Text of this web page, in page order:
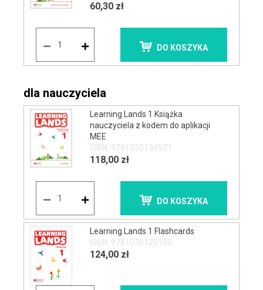
60,30 zł
DO KOSZYKA
dla nauczyciela
Learning Lands 1 Książka
nauczyciela z kodem do aplikacji
MEE
ISBN: 9781035134571
118,00 zł
DO KOSZYKA
Learning Lands 1 Flashcards
ISBN: 9781035125180
124,00 zł